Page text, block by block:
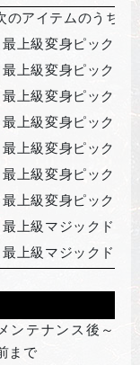
のアイテムのうち1
最上級変身ピックア
最上級変身ピックア
最上級変身ピックア
最上級変身ピックア
最上級変身ピックア
最上級変身ピックア
最上級変身ピックア
最上級マジックドー
最上級マジックドー
ンテナンス後～
まで